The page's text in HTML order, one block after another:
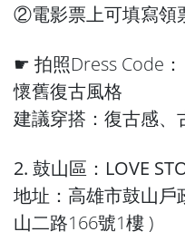
②電影票上可填寫領
☛ 拍照Dress Code：
懷舊復古風格
建議穿搭：復古感、
2. 鼓山區：LOVE
地址：高雄市鼓山戶
山二路166號1樓 )